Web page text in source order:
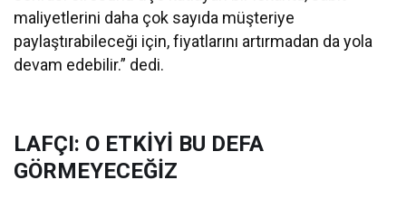
maliyetlerini daha çok sayıda müşteriye
paylaştırabileceği için, fiyatlarını artırmadan da yola
devam edebilir.” dedi.
LAFÇI: O ETKİYİ BU DEFA
GÖRMEYECEĞİZ